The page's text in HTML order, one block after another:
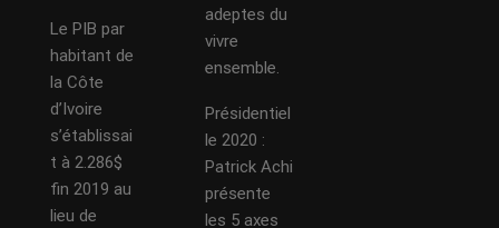
Le PIB par
habitant de
la Côte
d’Ivoire
s’établissai
t à 2.286$
fin 2019 au
lieu de
adeptes du
vivre
ensemble.
Présidentiel
le 2020 :
Patrick Achi
présente
les 5 axes